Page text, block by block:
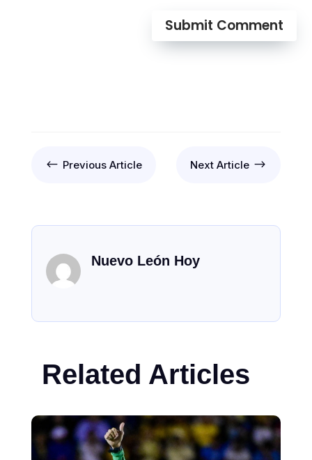
Submit Comment
# Previous Article Next Article $
Nuevo León Hoy
Related Articles